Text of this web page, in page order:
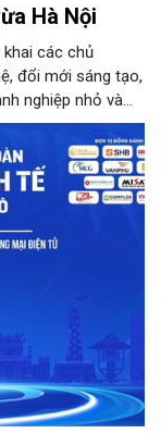
Hà Nội
các chủ
đổi mới sáng tạo,
nghiệp nhỏ và
lẫn thách thức
là sự kiện
đưa chính sách,
nghiệp.